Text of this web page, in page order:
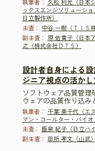
執筆者： 久松 利光（日本
ックスエンジソリューショ
日立製作所）
主査：
中谷 一樹（ＴＩＳ
副主査：
原 佑貴子（日本
之（株式会社ＤＴＳ）
設計者自身による
ジニア視点の活か
ソフトウェア品質管理
ウェアの品質作り込み
執筆者： 千葉 美千代（エ
マン・コールター・バイオ
主査： 飯泉 紀子（日立ハ
副主査：
田所 孝文（山武）